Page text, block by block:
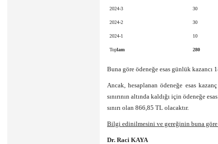
2024-3 30
2024-2 30
2024-1 10
Toplam 280
Buna göre ödeneğe esas günlük kazancı
Ancak, hesaplanan ödeneğe esas
sınırının altında kaldığı için ödeneğe
sınırı olan 866,85 TL olacaktır.
Bilgi edinilmesini ve gereğinin buna göre
Dr. Raci KAYA